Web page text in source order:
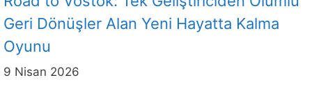
Geri Dönüşler Alan Yeni Hayatta Kalma
Oyunu
9 Nisan 2026